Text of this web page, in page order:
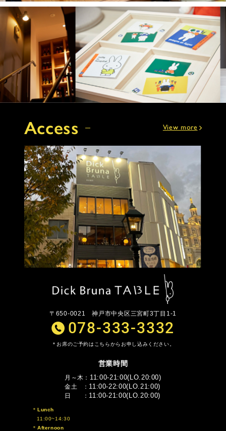
Access View more
〒650-0021神戸市中央区三宮町3丁目1-1
078-333-3332
お席のご予約はこちらからお申し込みください。
営業時間
月～木 11:00-21:00(LO.20:00)
金土 11:00-22:00(LO.21:00)
日 11:00-21:00(LO.20:00)
Lunch
11:00~14:30
Afternoon